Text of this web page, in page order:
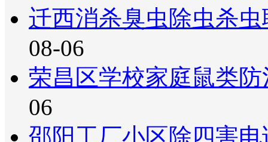
迁西消杀臭虫除虫杀
08-06
荣昌区学校家庭鼠类
06
邵阳工厂小区除四害